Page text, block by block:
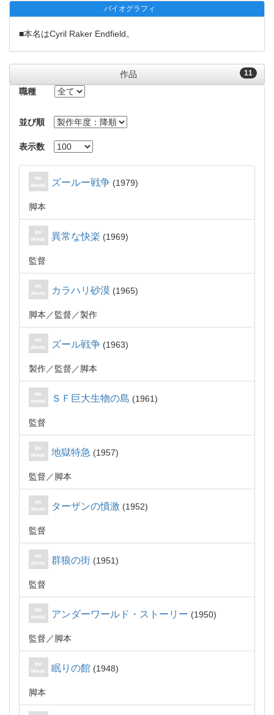
バイオグラフィ
■本名はCyril Raker Endfield。
11
作品
職種
並び順
表示数
ズールー戦争 1979
脚本
異常な快楽 1969
監督
カラハリ砂漠 1965
脚本 監督 製作
ズール戦争 1963
製作 監督 脚本
ＳＦ巨大生物の島 1961
監督
地獄特急 1957
監督 脚本
ターザンの憤激 1952
監督
群狼の街 1951
監督
アンダーワールド・ストーリー 1950
監督 脚本
眠りの館 1948
脚本